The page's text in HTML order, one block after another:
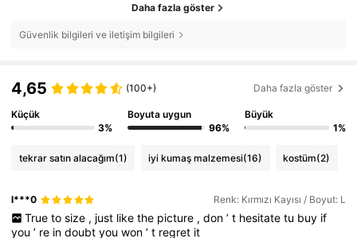
Daha fazla göster
Güvenlik bilgileri ve iletişim bilgileri
4,65 (100+) Daha fazla göster
Küçük
3%
Boyuta uygun
96%
Büyük
1%
tekrar satın alacağım(1) iyi kumaş malzemesi(16) kostüm(2)
l***0 Renk: Kırmızı Kayısı / Boyut: L
True to size , just like the picture , don ’ t hesitate tu buy if
you’ re indoubtyouwon’t regret it